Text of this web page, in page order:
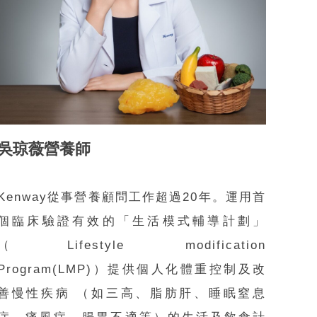
琼薇營養師
從事營養顧問工作超過20年。運用首
臨床驗證有效的「生活模式輔導計劃」
Lifestyle modification
）提供個人化體重控制及改
慢性疾病 （如三高、脂肪肝、睡眠窒息